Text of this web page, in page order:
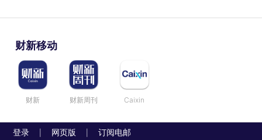
财新移动
财新 财新周刊 Caixin
登录 网页版 订阅电邮